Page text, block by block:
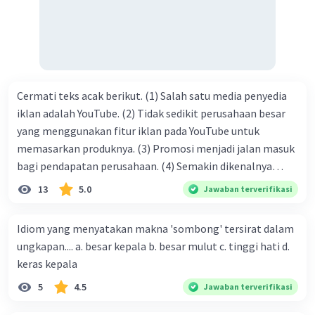
Cermati teks acak berikut. (1) Salah satu media penyedia
iklan adalah YouTube. (2) Tidak sedikit perusahaan besar
yang menggunakan fitur iklan pada YouTube untuk
memasarkan produknya. (3) Promosi menjadi jalan masuk
bagi pendapatan perusahaan. (4) Semakin dikenalnya
suatu produk oleh konsumen, semakin besar pula peluang
perusahaan kepada konsumen. Urutan yang tepat agar
menjadi teks eksposisi yang padu adalah .... A. (1)-(2)-(3)-
(4)-(5) B. (2)-(1)-(3)-(4)-(5) C. (3)-(1)-(2)-(5)-(4) D. (3)-(5)-
(4)-(1)-(2) E. (5)-(1)-(3)-(4)-(2)
13 5.0 Jawaban terverifikasi
Idiom yang menyatakan makna 'sombong' tersirat dalam
ungkapan.... a. besar kepala b. besar mulut c. tinggi hati d.
keras kepala
5 4.5 Jawaban terverifikasi